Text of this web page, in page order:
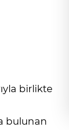
birlikte
bulunan